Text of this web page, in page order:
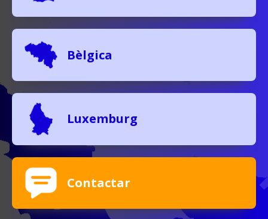
Bèlgica
Luxemburg
Contactar